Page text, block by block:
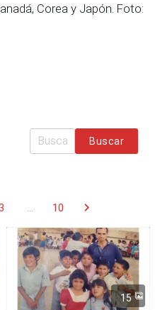
Corea y Japón. Foto:
Buscar
10 chevron_right
15